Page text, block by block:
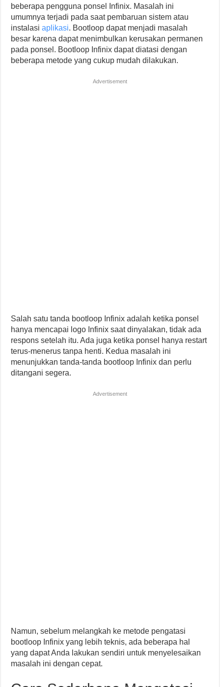
beberapa pengguna ponsel Infinix. Masalah ini
umumnya terjadi pada saat pembaruan sistem atau
instalasiaplikasi. Bootloop dapat menjadi masalah
besar karena dapat menimbulkan kerusakan permanen
pada ponsel. Bootloop Infinix dapat diatasi dengan
beberapa metode yang cukup mudah dilakukan.
Advertisement
Salah satu tanda bootloop Infinix adalah ketika ponsel
hanya mencapai logo Infinix saat dinyalakan, tidak ada
respons setelah itu. Ada juga ketika ponsel hanya restart
terus-menerus tanpa henti. Kedua masalah ini
menunjukkan tanda-tanda bootloop Infinix dan perlu
ditangani segera.
Advertisement
Namun, sebelum melangkah ke metode pengatasi
bootloop Infinix yang lebih teknis, ada beberapa hal
yang dapat Anda lakukan sendiri untuk menyelesaikan
masalah ini dengan cepat.